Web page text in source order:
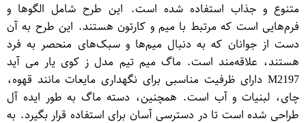
متنوع و جذاب استفاده شده است. این طرح شامل الگوها و
فرم‌هایی است که مرتبط با میم و کارتون هستند. این طرح به آن
دست از جوانان که به دنبال میم‌ها و سبک‌های منحصر به فرد
هستند، علاقه‌مند است. ماگ میم تیم مدل ز کوی یار می آید
M2197 دارای ظرفیت مناسبی برای نگهداری مایعات مانند قهوه،
چای، لبنیات و آب است. همچنین، دسته ماگ به طور ایده آل
طراحی شده است تا در دسترسی آسان برای استفاده قرار بگیرد. به